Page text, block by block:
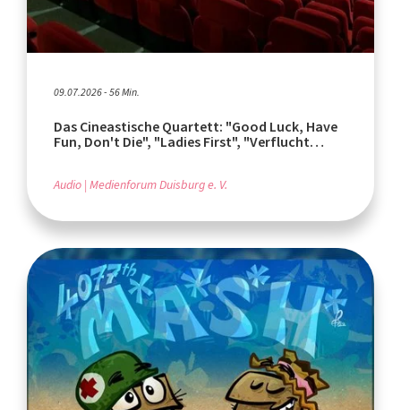
09.07.2026 - 56 Min.
Das Cineastische Quartett: "Good Luck, Have
Fun, Don't Die", "Ladies First", "Verflucht
Audio Medienforum Duisburg e. V.